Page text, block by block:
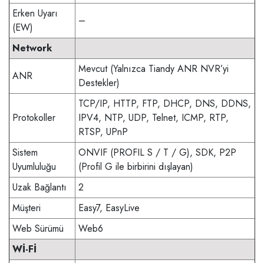
Erken Uyarı
(EW)
–
Network
ANR
Mevcut (Yalnızca Tiandy ANR NVR’yi
Destekler)
Protokoller
TCP/IP, HTTP, FTP, DHCP, DNS, DDNS,
IPV4, NTP, UDP, Telnet, ICMP, RTP,
RTSP, UPnP
Sistem
Uyumluluğu
ONVIF (PROFIL S / T / G), SDK, P2P
(Profil G ile birbirini dışlayan)
Uzak Bağlantı
2
Müşteri
Easy7, EasyLive
Web Sürümü
Web6
Wİ-Fİ